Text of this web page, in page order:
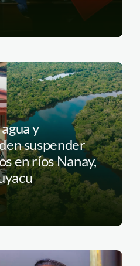
y
suspender
en ríos Nanay,